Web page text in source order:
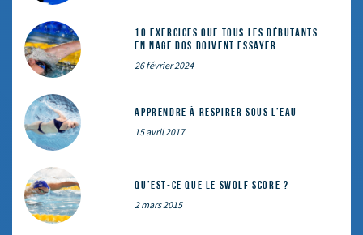
10 exercices que tous les débutants
en nage dos doivent essayer
26 février 2024
Apprendre à respirer sous l’eau
15 avril 2017
Qu’est-ce que le SWOLF SCORE ?
2 mars 2015